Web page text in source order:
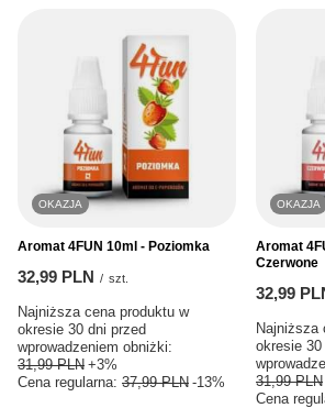
OKAZJA
Aromat 4FUN 10ml - Poziomka
32,99 PLN / szt.
Najniższa cena produktu w
okresie 30 dni przed
wprowadzeniem obniżki:
31,99 PLN +3%
Cena regularna: 37,99 PLN -13%
OKAZJA
Aromat
Czerwone
32,99
Najniższa
okresie 30
31,99 PLN
Cena